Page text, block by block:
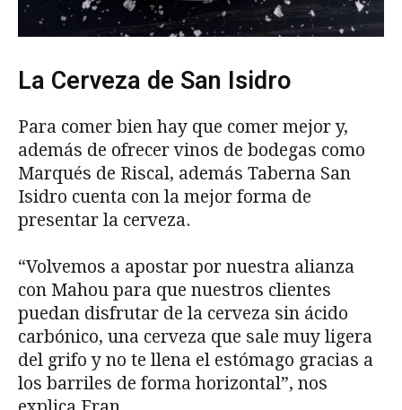
La Cerveza de San Isidro
Para comer bien hay que comer mejor y,
además de ofrecer vinos de bodegas como
Marqués de Riscal, además Taberna San
Isidro cuenta con la mejor forma de
presentar la cerveza.
“Volvemos a apostar por nuestra alianza
con Mahou para que nuestros clientes
puedan disfrutar de la cerveza sin ácido
carbónico, una cerveza que sale muy ligera
del grifo y no te llena el estómago gracias a
los barriles de forma horizontal”, nos